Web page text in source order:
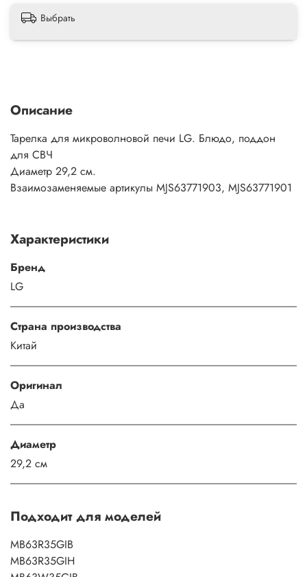
Выбрать
Описание
Тарелка для микроволновой печи LG. Блюдо, поддон
для СВЧ
Диаметр 29,2 см.
Взаимозаменяемые артикулы MJS63771903, MJS63771901
Характеристики
Бренд
LG
Страна производства
Китай
Оригинал
Да
Диаметр
29,2 см
Подходит для моделей
MB63R35GIB
MB63R35GIH